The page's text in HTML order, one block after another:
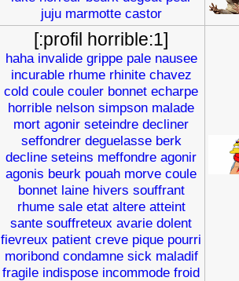
juju marmotte castor
[:profil horrible:1]
haha invalide grippe pale nausee
incurable rhume rhinite chavez
cold coule couler bonnet echarpe
horrible nelson simpson malade
mort agonir seteindre decliner
seffondrer deguelasse berk
decline seteins meffondre agonir
agonis beurk pouah morve coule
bonnet laine hivers souffrant
rhume sale etat altere atteint
sante souffreteux avarie dolent
fievreux patient creve pique pourri
moribond condamne sick maladif
fragile indispose incommode froid